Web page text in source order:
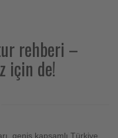
rehberi –
için de!
geniş kapsamlı Türkiye